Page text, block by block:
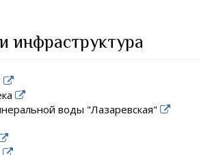
инфраструктура
воды "Лазаревская"